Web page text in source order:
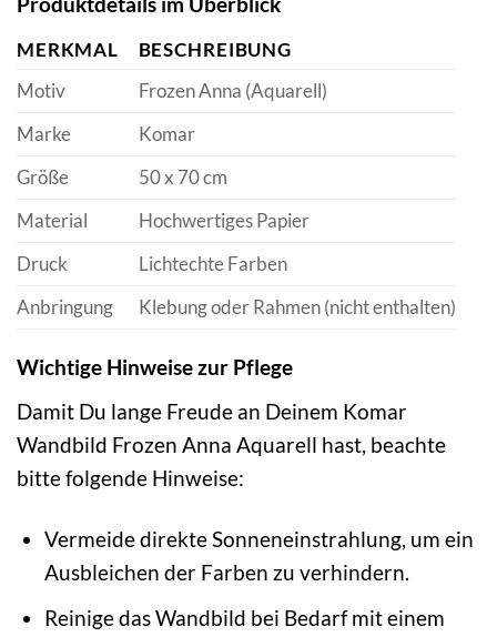
MERKMAL
BESCHREIBUNG
Motiv
Frozen Anna (Aquarell)
Marke
Komar
Größe
50 x 70 cm
Material
Hochwertiges Papier
Druck
Lichtechte Farben
Anbringung
Klebung oder Rahmen (nicht enthalten)
Wichtige Hinweise zur Pflege
Damit Du lange Freude an Deinem Komar
Wandbild Frozen Anna Aquarell hast, beachte
bitte folgende Hinweise:
Vermeide direkte Sonneneinstrahlung, um ein
Ausbleichen der Farben zu verhindern.
Reinige das Wandbild bei Bedarf mit einem